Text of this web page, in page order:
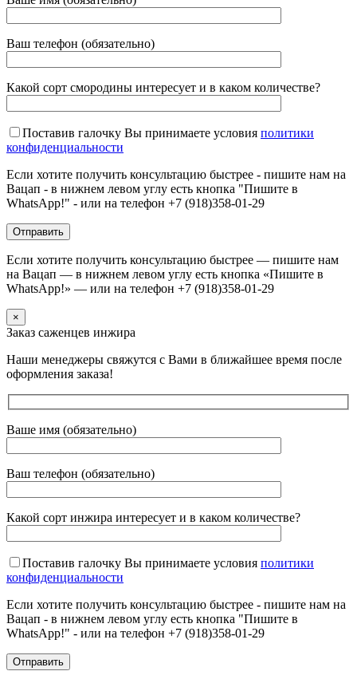
Ваш телефон (обязательно)
Какой сорт смородины интересует и в каком количестве?
Поставив галочку Вы принимаете условия политики
конфиденциальности
Если хотите получить консультацию быстрее - пишите нам на
Вацап - в нижнем левом углу есть кнопка "Пишите в
WhatsApp!" - или на телефон +7 (918)358-01-29
Если хотите получить консультацию быстрее — пишите нам
на Вацап — в нижнем левом углу есть кнопка «Пишите в
WhatsApp!» — или на телефон +7 (918)358-01-29
×
Заказ саженцев инжира
Наши менеджеры свяжутся с Вами в ближайшее время после
оформления заказа!
Ваше имя (обязательно)
Ваш телефон (обязательно)
Какой сорт инжира интересует и в каком количестве?
Поставив галочку Вы принимаете условия политики
конфиденциальности
Если хотите получить консультацию быстрее - пишите нам на
Вацап - в нижнем левом углу есть кнопка "Пишите в
WhatsApp!" - или на телефон +7 (918)358-01-29